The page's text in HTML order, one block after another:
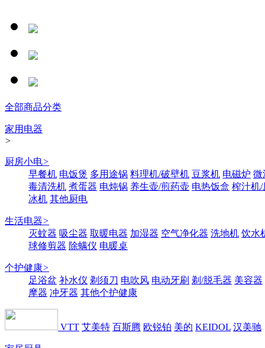
全部商品分类
家用电器
>
厨房小电>
早餐机 电饭煲 多用途锅 料理机/破壁机 豆浆机 电磁炉 微
毒清洗机 煮蛋器 电炖锅 养生壶/煎药壶 电热饭盒 榨汁机/
冰机 其他厨电
生活电器>
灭蚊器 吸尘器 取暖电器 加湿器 空气净化器 洗地机 饮水
球修剪器 除螨仪 电暖桌
个护健康>
足浴盆 补水仪 剃须刀 电吹风 电动牙刷 剃/脱毛器 美容器
摩器 冲牙器 其他个护健康
VTT 艾美特 百斯腾 欧锐铂 美的 KEIDOL 汉美驰